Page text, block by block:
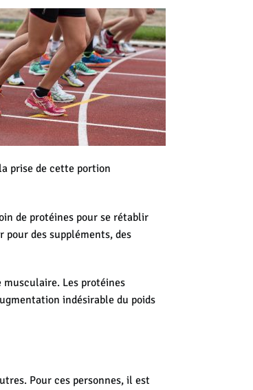
prise de cette portion
de protéines pour se rétablir
pour des suppléments, des
Les protéines
indésirable du poids
Pour ces personnes, il est